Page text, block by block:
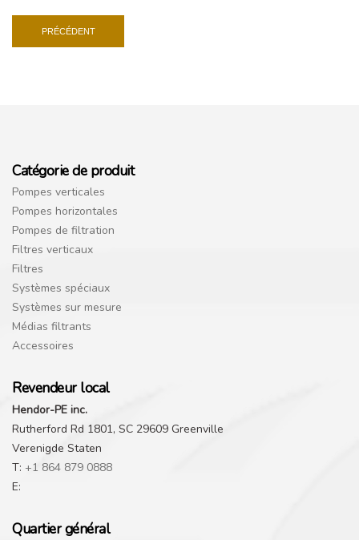
PRÉCÉDENT
Catégorie de produit
Pompes verticales
Pompes horizontales
Pompes de filtration
Filtres verticaux
Filtres
Systèmes spéciaux
Systèmes sur mesure
Médias filtrants
Accessoires
Revendeur local
Hendor-PE inc.
Rutherford Rd 1801, SC 29609 Greenville
Verenigde Staten
T: +1 864 879 0888
E:
Quartier général